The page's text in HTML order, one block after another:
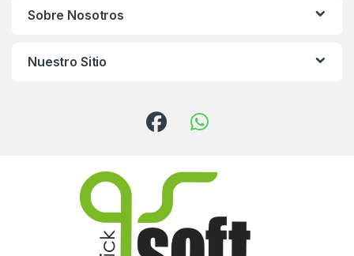
Sobre Nosotros
Nuestro Sitio